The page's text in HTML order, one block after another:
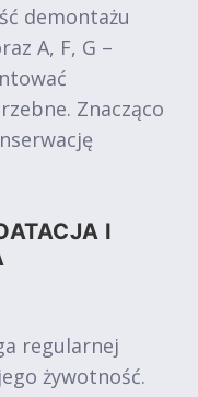
demontażu
A, F, G –
Znacząco
I
regularnej
żywotność.